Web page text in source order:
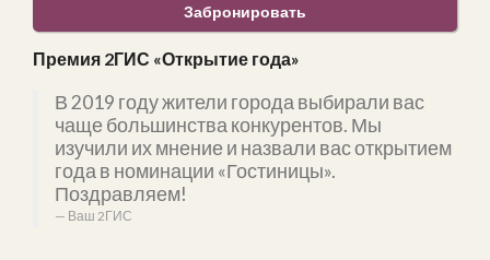
Забронировать
Премия 2ГИС «Открытие года»
В 2019 году жители города выбирали вас
чаще большинства конкурентов. Мы
изучили их мнение и назвали вас открытием
года в номинации «Гостиницы».
Поздравляем!
Ваш 2ГИС